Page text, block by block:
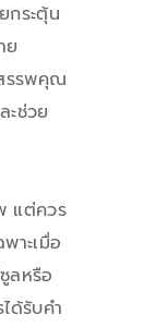
กระตุ้น
ย
รรพคุณ
ะช่วย
แต่ควร
าะเมื่อ
ลหรือ
ด้รับคำ